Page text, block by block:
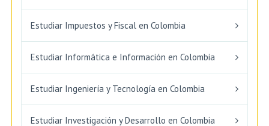
Estudiar Impuestos y Fiscal en Colombia
Estudiar Informática e Información en Colombia
Estudiar Ingeniería y Tecnología en Colombia
Estudiar Investigación y Desarrollo en Colombia